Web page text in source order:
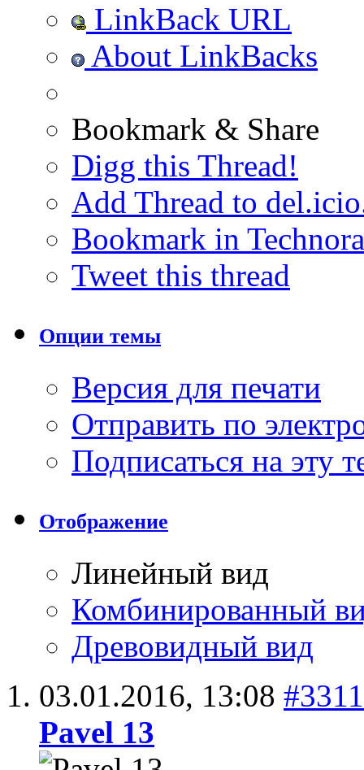
LinkBack URL
About LinkBacks
Bookmark & Share
Digg this Thread!
Add Thread to
Bookmark in
Tweet this thread
Опции темы
Версия для печати
Отправить по
Подписаться на эту
Отображение
Линейный вид
Комбинированный
Древовидный вид
03.01.2016, 13:08 #3311
Pavel 13